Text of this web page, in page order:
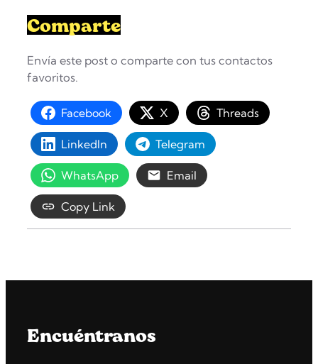
Comparte
Envía este post o comparte con tus contactos
favoritos.
Facebook X Threads
LinkedIn Telegram
WhatsApp Email
Copy Link
Encuéntranos